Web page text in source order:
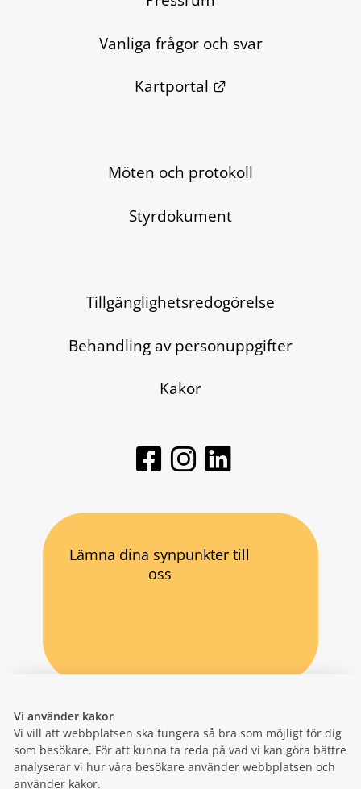
Vi använder kakor
Vi vill att webbplatsen ska fungera så bra som möjligt för dig
som besökare. För att kunna ta reda på vad vi kan göra bättre
analyserar vi hur våra besökare använder webbplatsen och
använder kakor.
Vanliga frågor och svar
Kartportal
Länk till annan
Möten och protokoll
Styrdokument
Tillgänglighetsredogörelse
Behandling av personuppgifter
Kakor
Lämna dina synpunkter till
oss